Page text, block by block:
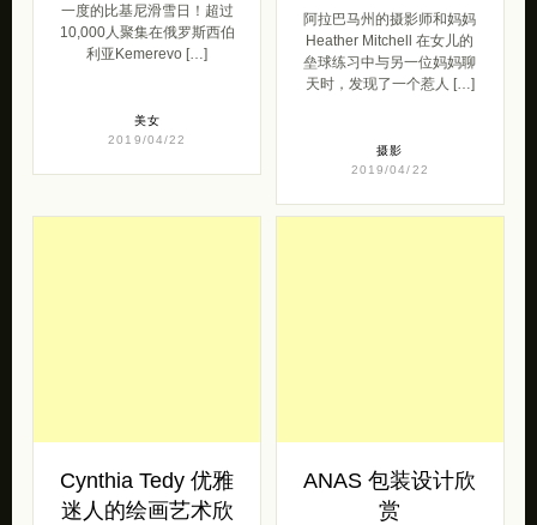
一度的比基尼滑雪日！超过
10,000人聚集在俄罗斯西伯
利亚Kemerevo […]
美女
2019/04/22
阿拉巴马州的摄影师和妈妈
Heather Mitchell 在女儿的
垒球练习中与另一位妈妈聊
天时，发现了一个惹人 […]
摄影
2019/04/22
Cynthia Tedy 优雅
迷人的绘画艺术欣
ANAS 包装设计欣
赏